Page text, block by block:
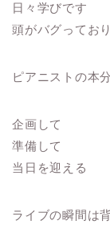
日々学びです
頭がバグってお
ピアニストの本
企画して
準備して
当日を迎える
ライブの瞬間は